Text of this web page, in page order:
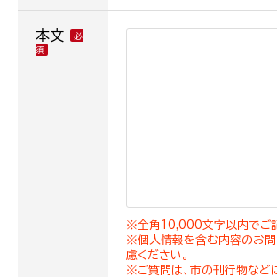
本文
※全角10,000文字以内でご記
※個人情報を含む内容のお問
慮ください。
※ご質問は、市の刊行物など